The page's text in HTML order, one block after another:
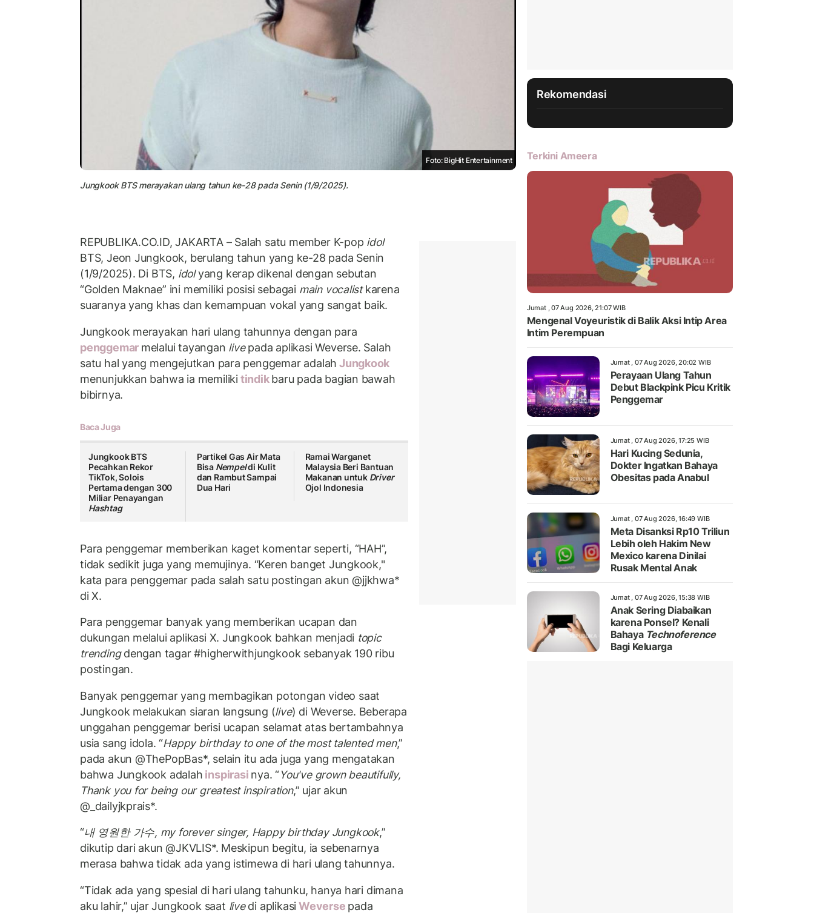
Foto: BigHit Entertainment
Jungkook BTS merayakan ulang tahun ke-28 pada Senin (1/9/2025).
REPUBLIKA.CO.ID, JAKARTA – Salah satu member K-pop idol
BTS, Jeon Jungkook, berulang tahun yang ke-28 pada Senin
(1/9/2025). Di BTS, idolyang kerap dikenal dengan sebutan
“Golden Maknae” ini memiliki posisi sebagai main vocalistkarena
suaranya yang khas dan kemampuan vokal yang sangat baik.
Jungkook merayakan hari ulang tahunnya dengan para
penggemar melalui tayangan livepada aplikasi Weverse. Salah
satu hal yang mengejutkan para penggemar adalah Jungkook
menunjukkan bahwa ia memilikitindikbaru pada bagian bawah
bibirnya.
Baca Juga
Jungkook BTS
Pecahkan Rekor
TikTok, Solois
Pertama dengan 300
Miliar Penayangan
Hashtag
Partikel Gas Air Mata
Bisa Nempeldi Kulit
dan Rambut Sampai
Dua Hari
Ramai Warganet
Malaysia Beri Bantuan
Makanan untuk Driver
Ojol Indonesia
Para penggemar memberikan kaget komentar seperti, “HAH”,
tidak sedikit juga yang memujinya. “Keren banget Jungkook,"
kata para penggemar pada salah satu postingan akun @jjkhwa*
di X.
Para penggemar banyak yang memberikan ucapan dan
dukungan melalui aplikasi X. Jungkook bahkan menjadi topic
trendingdengan tagar #higherwithjungkook sebanyak 190 ribu
postingan.
Banyak penggemar yang membagikan potongan video saat
Jungkook melakukan siaran langsung (live) di Weverse. Beberapa
unggahan penggemar berisi ucapan selamat atas bertambahnya
usia sang idola. “Happy birthday to one of the most talented men,”
pada akun @ThePopBas*, selain itu ada juga yang mengatakan
bahwa Jungkook adalah inspirasi nya. “You've grown beautifully,
Thank you for being our greatest inspiration,” ujar akun
@_dailyjkprais*.
“내 영원한 가수, my forever singer, Happy birthday Jungkook,”
dikutip dari akun @JKVLIS*. Meskipun begitu, ia sebenarnya
merasa bahwa tidak ada yang istimewa di hari ulang tahunnya.
“Tidak ada yang spesial di hari ulang tahunku, hanya hari dimana
aku lahir,” ujar Jungkook saat livedi aplikasiWeverse pada
Rekomendasi
Terkini Ameera
Jumat , 07 Aug 2026, 21:07 WIB
Mengenal Voyeuristik di Balik Aksi Intip Area
Intim Perempuan
Jumat , 07 Aug 2026, 20:02 WIB
Perayaan Ulang Tahun
Debut Blackpink Picu Kritik
Penggemar
Jumat , 07 Aug 2026, 17:25 WIB
Hari Kucing Sedunia,
Dokter Ingatkan Bahaya
Obesitas pada Anabul
Jumat , 07 Aug 2026, 16:49 WIB
Meta Disanksi Rp10 Triliun
Lebih oleh Hakim New
Mexico karena Dinilai
Rusak Mental Anak
Jumat , 07 Aug 2026, 15:38 WIB
Anak Sering Diabaikan
karena Ponsel? Kenali
Bahaya Technoference
Bagi Keluarga